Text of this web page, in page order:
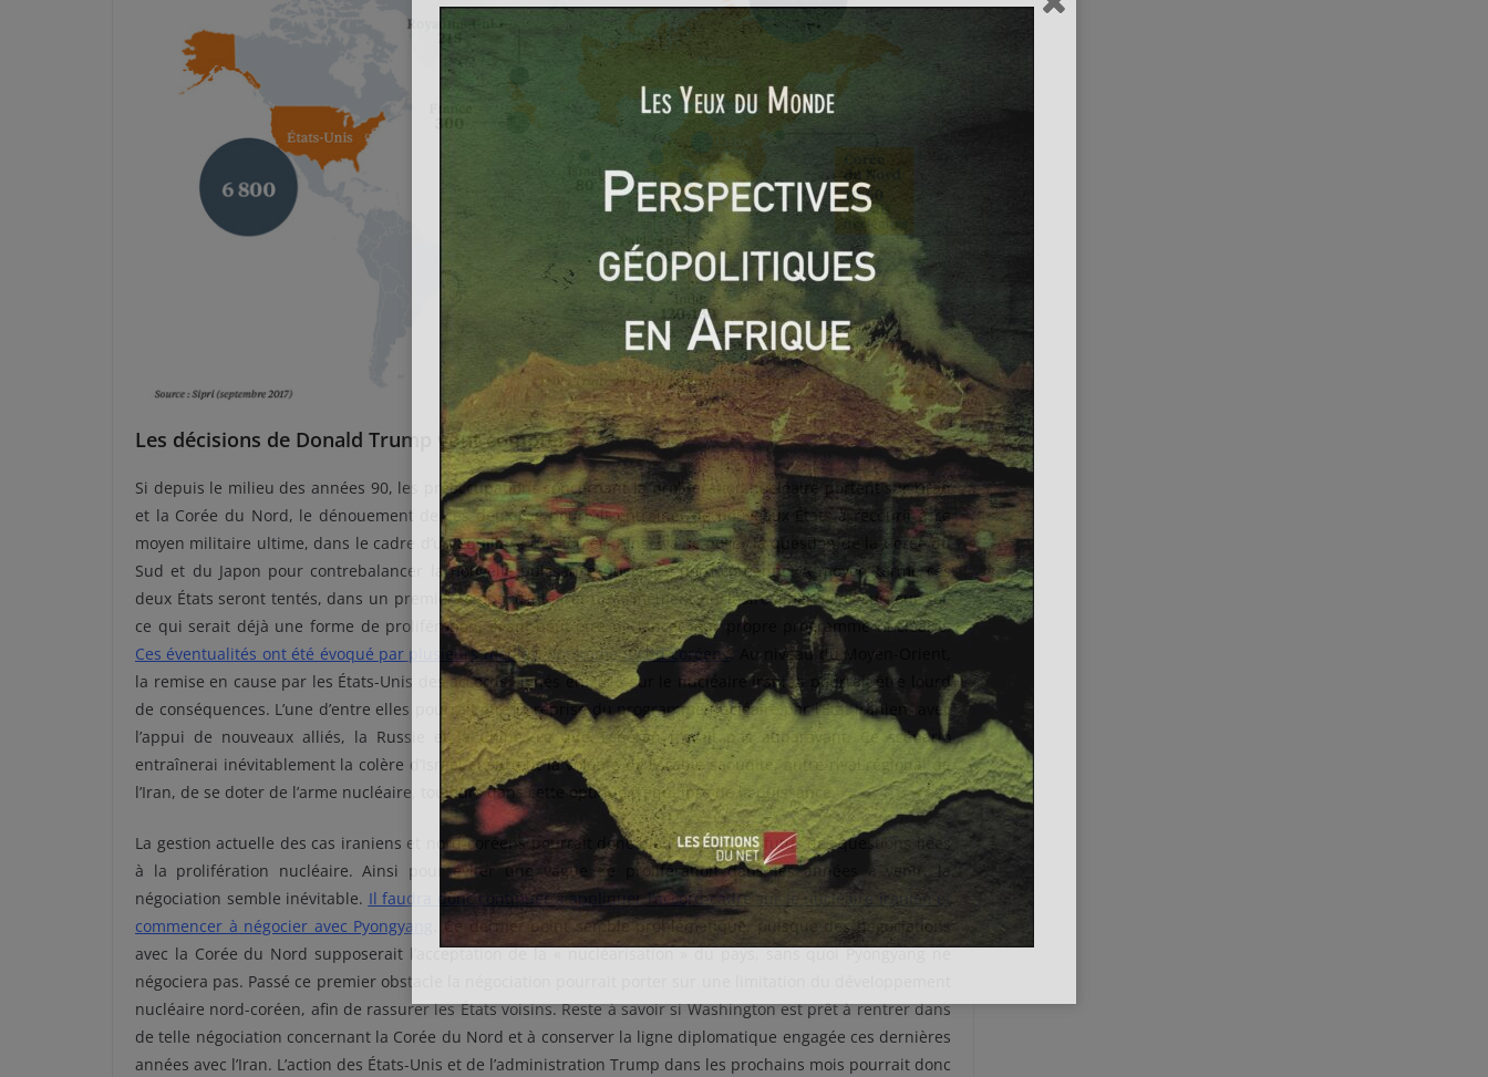
Les décisions de Donald Trump vont compter
Si depuis le milieu des années 90, les préoccupations concernant la prolifération nucléaire portent sur l’Iran
et la Corée du Nord, le dénouement de ces deux cas pourrait entraîner de nouveaux États à recourir à ce
moyen militaire ultime, dans le cadre d’un équilibre des forces. Ainsi, va se poser la question de la Corée du
Sud et du Japon pour contrebalancer la nouvelle puissance nucléaire nord-coréenne. À moyen terme ces
deux États seront tentés, dans un premier temps, d’intégrer un armement nucléaire américains sur leur sol,
ce qui serait déjà une forme de prolifération, avant peut-être de lancer leur propre programme nucléaire.
Ces éventualités ont été évoqué par plusieurs médias, notamment sud-coréens. Au niveau du Moyen-Orient,
la remise en cause par les États-Unis des accords signés en 2015 sur le nucléaire iranien pourrait être lourd
de conséquences. L’une d’entre elles pourrait être la reprise du programme nucléaire par l’État iranien, avec
l’appui de nouveaux alliés, la Russie et la Chine, ce que Téhéran n’avait pas auparavant. Ce scénario
entraînerai inévitablement la colère d’Israël et surtout la volonté de l’Arabie saoudite, autre rival régional de
l’Iran, de se doter de l’arme nucléaire, toujours dans cette optique d’équilibre de la puissance.
La gestion actuelle des cas iraniens et nord-coréens pourrait donc bien dessiner le futur des questions liées
à la prolifération nucléaire. Ainsi pour éviter une vague de prolifération dans les années à venir, la
négociation semble inévitable. Il faudra donc continuer à appliquer l’accord-cadre sur le nucléaire iranien et
commencer à négocier avec Pyongyang
. Ce dernier point semble problématique, puisque des négociations
avec la Corée du Nord supposerait l’acceptation de la « nucléarisation » du pays, sans quoi Pyongyang ne
négociera pas. Passé ce premier obstacle la négociation pourrait porter sur une limitation du développement
nucléaire nord-coréen, afin de rassurer les États voisins. Reste à savoir si Washington est prêt à rentrer dans
de telle négociation concernant la Corée du Nord et à conserver la ligne diplomatique engagée ces dernières
années avec l’Iran. L’action des États-Unis et de l’administration Trump dans les prochains mois pourrait donc